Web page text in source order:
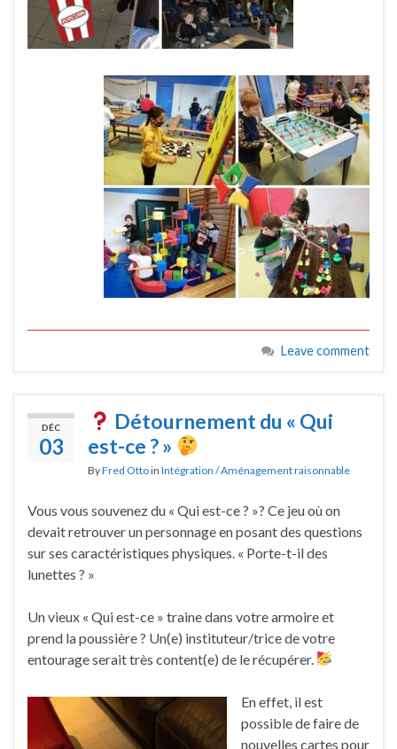
Leave comment
DÉC
03
Détournement du « Qui
est-ce ? »
ByFred Ottoin Intégration / Aménagement raisonnable
Vous vous souvenez du « Qui est-ce ? »? Ce jeu où on
devait retrouver un personnage en posant des questions
sur ses caractéristiques physiques. « Porte-t-il des
lunettes ? »
Un vieux « Qui est-ce » traine dans votre armoire et
prend la poussière ? Un(e) instituteur/trice de votre
entourage serait très content(e) de le récupérer.
En effet, il est
possible de faire de
nouvelles cartes pour